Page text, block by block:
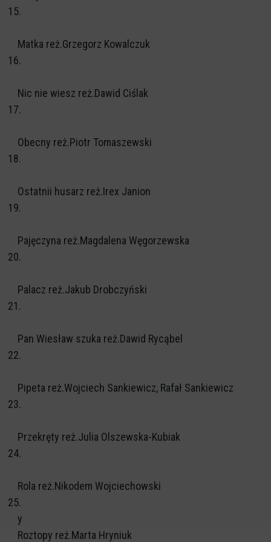
15.
Matka reż.Grzegorz Kowalczuk
16.
Nic nie wiesz reż.Dawid Ciślak
17.
Obecny reż.Piotr Tomaszewski
18.
Ostatnii husarz reż.Irex Janion
19.
Pajęczyna reż.Magdalena Węgorzewska
20.
Palacz reż.Jakub Drobczyński
21.
Pan Wiesław szuka reż.Dawid Rycąbel
22.
Pipeta reż.Wojciech Sankiewicz, Rafał Sankiewicz
23.
Przekręty reż.Julia Olszewska-Kubiak
24.
Rola reż.Nikodem Wojciechowski
25.
y
Roztopy reż.Marta Hryniuk